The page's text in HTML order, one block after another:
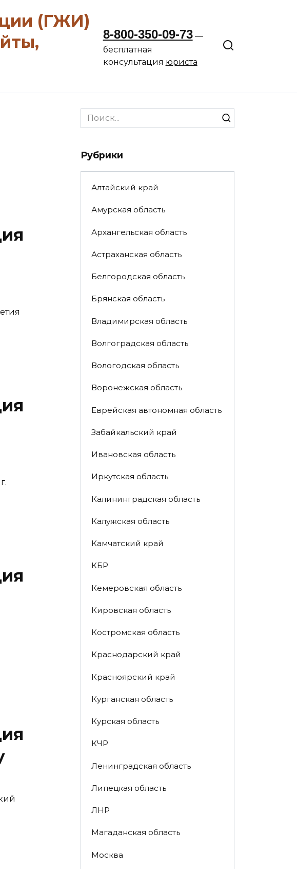
(ГЖИ)
8-800-350-09-73—
бесплатная
консультация юриста
Search
for:
Рубрики
Алтайский край
Амурская область
Архангельская область
Астраханская область
Белгородская область
Брянская область
Владимирская область
Волгоградская область
Вологодская область
Воронежская область
Еврейская автономная область
Забайкальский край
Ивановская область
Иркутская область
Калининградская область
Калужская область
Камчатский край
КБР
Кемеровская область
Кировская область
Костромская область
Краснодарский край
Красноярский край
Курганская область
Курская область
КЧР
Ленинградская область
Липецкая область
ЛНР
Магаданская область
Москва